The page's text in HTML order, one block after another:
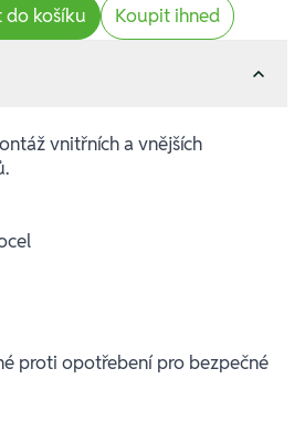
do košíku Koupit ihned
vnitřních a vnějších
proti opotřebení pro bezpečné